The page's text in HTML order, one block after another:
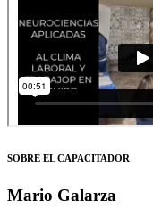
SOBRE EL CAPACITADOR
Mario Galarza